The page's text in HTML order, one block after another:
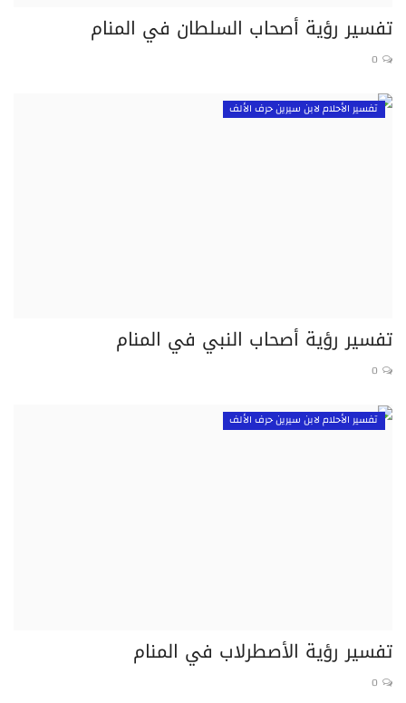
تفسير رؤية أصحاب السلطان في المنام
0
تفسير الأحلام لابن سيرين حرف الألف
تفسير رؤية أصحاب النبي في المنام
0
تفسير الأحلام لابن سيرين حرف الألف
تفسير رؤية الأصطرلاب في المنام
0